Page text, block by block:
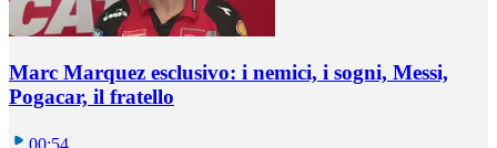
Marc Marquez esclusivo: i nemici, i sogni, Messi,
Pogacar, il fratello
00:54